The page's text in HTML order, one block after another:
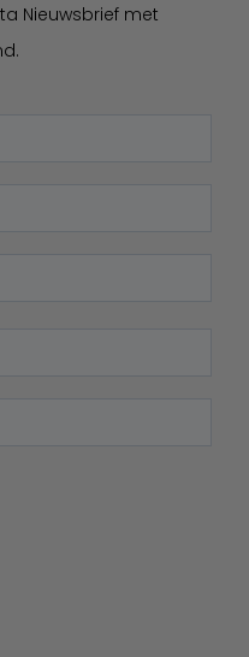
Nieuwsbrief met